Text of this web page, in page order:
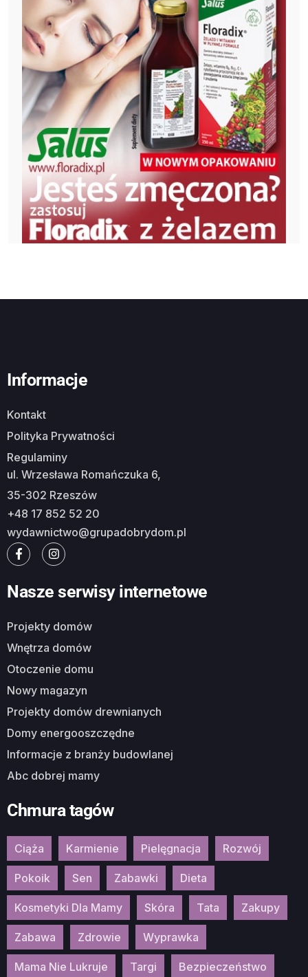
Informacje
Kontakt
Polityka Prywatności
Regulaminy
ul. Wrzesława Romańczuka 6,
35-302 Rzeszów
+48 17 852 52 20
wydawnictwo@grupadobrydom.pl
Nasze serwisy internetowe
Projekty domów
Wnętrza domów
Otoczenie domu
Nowy magazyn
Projekty domów drewnianych
Domy energooszczędne
Informacje z branży budowlanej
Abc dobrej mamy
Chmura tagów
Ciąża Karmienie Pielęgnacja Rozwój
Pokoik Sen Zabawki Dieta
Kosmetyki Dla Mamy Skóra Tata Zakupy
Zabawa Zdrowie Wyprawka
Mama Nie Lukruje Targi Bezpieczeństwo